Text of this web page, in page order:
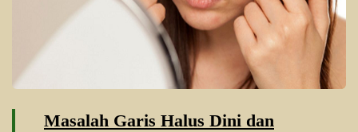
Masalah Garis Halus Dini dan